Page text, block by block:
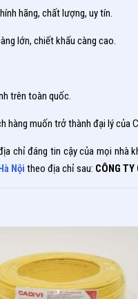
hãng, chất lượng, uy tín.
lớn, chiết khấu càng cao.
trên toàn quốc.
hàng muốn trở thành đại lý của
chỉ đáng tin cậy của mọi
Nội theo địa chỉ sau: CÔNG TY